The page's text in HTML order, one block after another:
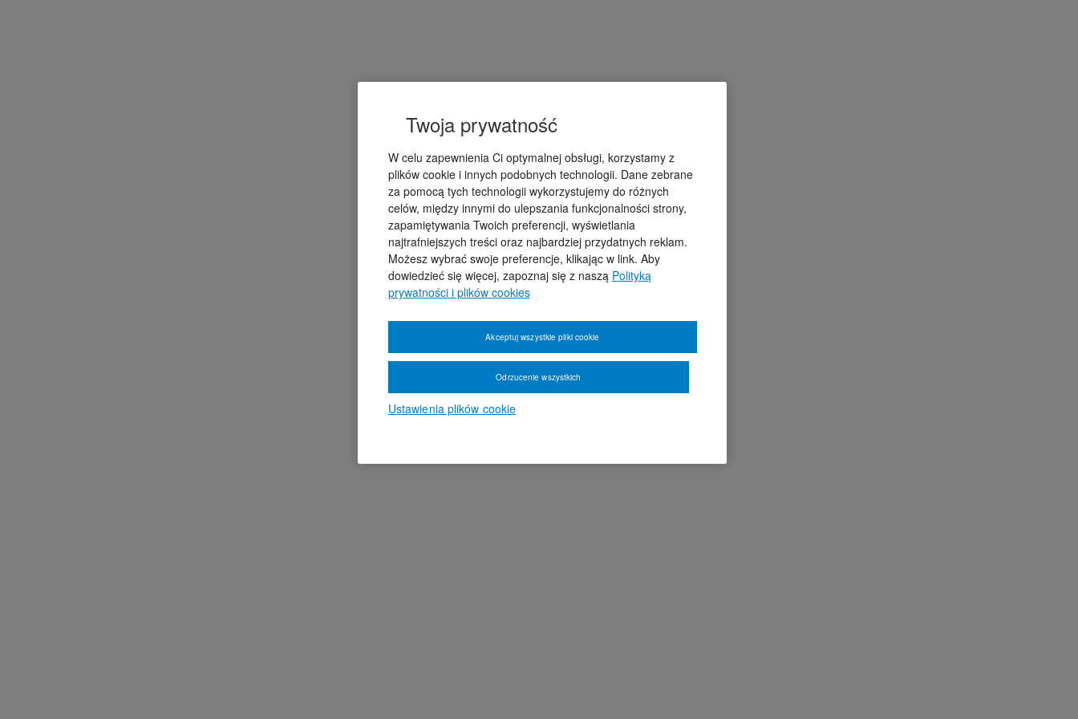
Twoja prywatność
W celu zapewnienia Ci optymalnej obsługi, korzystamy z
plików cookie i innych podobnych technologii. Dane zebrane
za pomocą tych technologii wykorzystujemy do różnych
celów, między innymi do ulepszania funkcjonalności strony,
zapamiętywania Twoich preferencji, wyświetlania
najtrafniejszych treści oraz najbardziej przydatnych reklam.
Możesz wybrać swoje preferencje, klikając w link. Aby
dowiedzieć się więcej, zapoznaj się z naszą Polityką
prywatności i plików cookies
Ustawienia plików cookie
Odrzucenie wszystkich
Akceptuj wszystkie pliki cookie